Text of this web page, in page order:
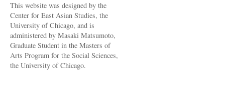
This website was designed by the
Center for East Asian Studies, the
University of Chicago, and is
administered by Masaki Matsumoto,
Graduate Student in the Masters of
Arts Program for the Social Sciences,
the University of Chicago.